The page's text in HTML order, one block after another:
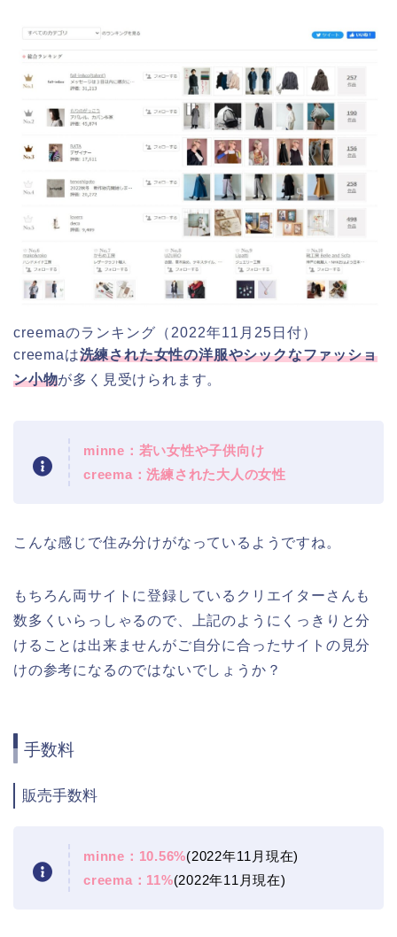
creemaのランキング（2022年11月25日付）
creemaは洗練された女性の洋服やシックなファッショ
ン小物が多く見受けられます。
minne：若い女性や子供向け
creema：洗練された大人の女性
こんな感じで住み分けがなっているようですね。
もちろん両サイトに登録しているクリエイターさんも
数多くいらっしゃるので、上記のようにくっきりと分
けることは出来ませんがご自分に合ったサイトの見分
けの参考になるのではないでしょうか？
手数料
販売手数料
minne：10.56%(2022年11月現在)
creema：11%(2022年11月現在)